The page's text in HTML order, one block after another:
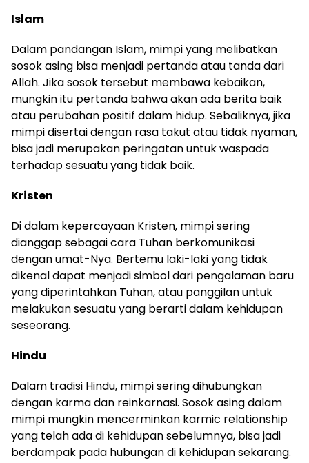
Islam
Dalam pandangan Islam, mimpi yang melibatkan
sosok asing bisa menjadi pertanda atau tanda dari
Allah. Jika sosok tersebut membawa kebaikan,
mungkin itu pertanda bahwa akan ada berita baik
atau perubahan positif dalam hidup. Sebaliknya, jika
mimpi disertai dengan rasa takut atau tidak nyaman,
bisa jadi merupakan peringatan untuk waspada
terhadap sesuatu yang tidak baik.
Kristen
Di dalam kepercayaan Kristen, mimpi sering
dianggap sebagai cara Tuhan berkomunikasi
dengan umat-Nya. Bertemu laki-laki yang tidak
dikenal dapat menjadi simbol dari pengalaman baru
yang diperintahkan Tuhan, atau panggilan untuk
melakukan sesuatu yang berarti dalam kehidupan
seseorang.
Hindu
Dalam tradisi Hindu, mimpi sering dihubungkan
dengan karma dan reinkarnasi. Sosok asing dalam
mimpi mungkin mencerminkan karmic relationship
yang telah ada di kehidupan sebelumnya, bisa jadi
berdampak pada hubungan di kehidupan sekarang.